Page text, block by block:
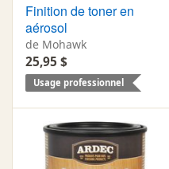
Finition de toner en
aérosol
de Mohawk
25,95 $
Usage professionnel